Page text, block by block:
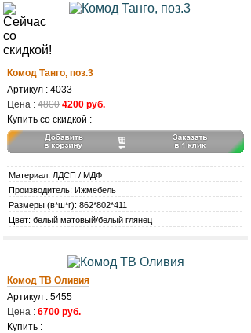
Комод Танго, поз.3
Артикул : 4033
Цена : 4800 4200 руб.
Купить со скидкой :
Материал: ЛДСП / МДФ
Производитель: Ижмебель
Размеры (в*ш*г): 862*802*411
Цвет: белый матовый/белый глянец
Комод ТВ Оливия
Артикул : 5455
Цена : 6700 руб.
Купить :